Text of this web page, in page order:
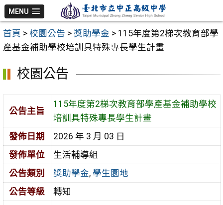
跳
至
主
要
MENU
首頁 > 校園公告 > 獎助學金 > 115年度第2梯次教育部學
產基金補助學校培訓具特殊專長學生計畫
校園公告
公告主旨
115年度第2梯次教育部學產基金補助學校
培訓具特殊專長學生計畫
發佈日期
2026 年 3 月 03 日
發佈單位
生活輔導組
公告類別
獎助學金, 學生園地
公告等級
轉知